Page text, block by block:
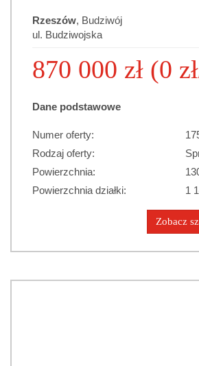
Rzeszów, Budziwój
ul. Budziwojska
870 000 zł (0
Dane podstawowe
Numer oferty:
Rodzaj oferty:
Powierzchnia:
Powierzchnia działki: 1
Zobacz